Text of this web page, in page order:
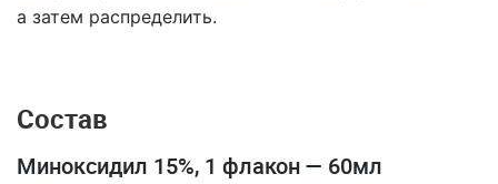
а затем распределить.
Состав
Миноксидил 15%, 1 флакон — 60мл